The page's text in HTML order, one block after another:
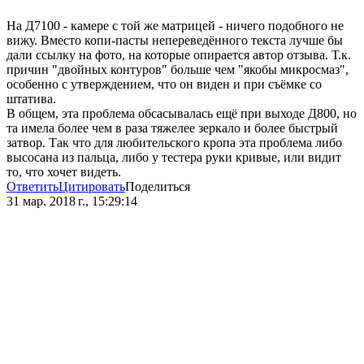
На Д7100 - камере с той же матрицей - ничего подобного не
вижу. Вместо копи-пасты непереведённого текста лучше бы
дали ссылку на фото, на которые опирается автор отзыва. Т.к.
причин "двойных контуров" больше чем "якобы микросмаз",
особенно с утверждением, что он виден и при съёмке со
штатива.
В общем, эта проблема обсасывалась ещё при выходе Д800, но
та имела более чем в раза тяжелее зеркало и более быстрый
затвор. Так что для любительского кропа эта проблема либо
высосана из пальца, либо у тестера руки кривые, или видит
то, что хочет видеть.
ОтветитьЦитироватьПоделиться
31 мар. 2018 г., 15:29:14